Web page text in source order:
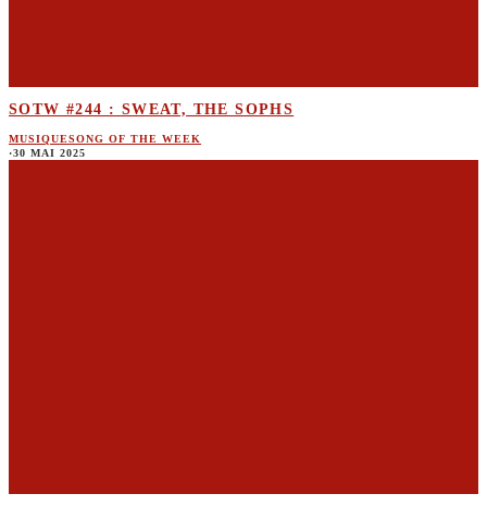
SOTW #244 : SWEAT, THE SOPHS
MUSIQUESONG OF THE WEEK
·30 MAI 2025